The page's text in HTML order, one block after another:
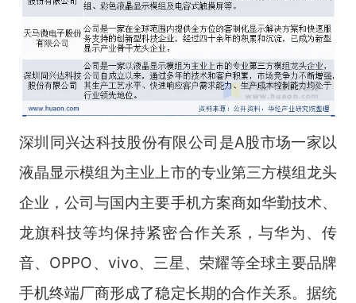
深圳同兴达科技股份有限公司是A股市场一家以
液晶显示模组为主业上市的专业第三方模组龙头
企业，公司与国内主要手机方案商如华勤技术、
龙旗科技等均保持紧密合作关系，与华为、传
音、OPPO、vivo、三星、荣耀等全球主要品牌
手机终端厂商形成了稳定长期的合作关系。据统